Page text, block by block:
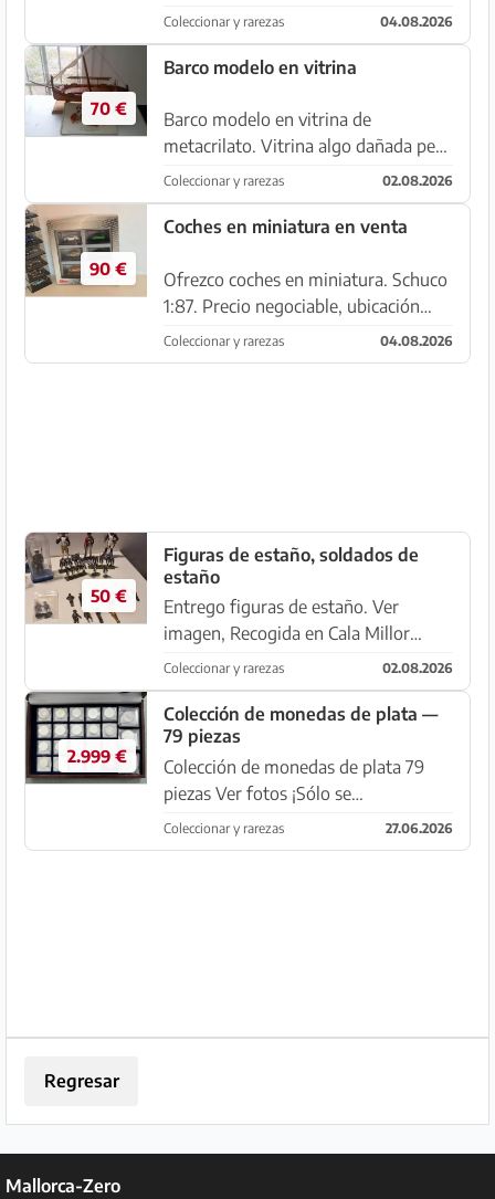
Cala Millor
Coleccionar y rarezas 04.08.2026
70 €
Barco modelo en vitrina
Barco modelo en vitrina de
metacrilato. Vitrina algo dañada pero
usable Longitud aprox. 60 cm.
Recogida en 07560 Sa Coma
Coleccionar y rarezas 02.08.2026
90 €
Coches en miniatura en venta
Ofrezco coches en miniatura. Schuco
1:87. Precio negociable, ubicación
07560 Cala Millor
Coleccionar y rarezas 04.08.2026
50 €
Figuras de estaño, soldados de
estaño
Entrego figuras de estaño. Ver
imagen, Recogida en Cala Millor
Precio negociable
Coleccionar y rarezas 02.08.2026
2.999 €
Colección de monedas de plata —
79 piezas
Colección de monedas de plata 79
piezas Ver fotos ¡Sólo se
entrega/vende completa! Ubicación
Manacor
Coleccionar y rarezas 27.06.2026
Regresar
Mallorca-Zero